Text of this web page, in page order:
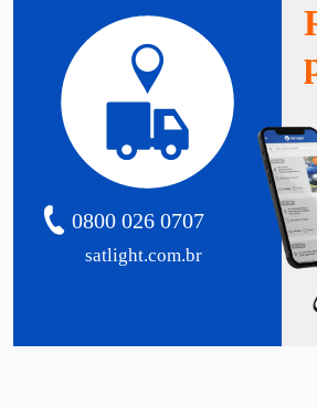
satlight.com.br
0800 026 0707